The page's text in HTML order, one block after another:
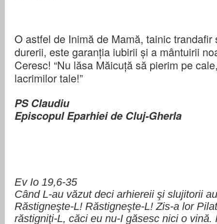
O astfel de Inimă de Mamă, tainic trandafir
durerii, este garanția iubirii și a mântuirii
Ceresc! “Nu lăsa Măicuță să pierim pe
lacrimilor tale!”
PS Claudiu
Episcopul Eparhiei de Cluj-Gherla
Ev Io 19,6-35
Când L-au văzut deci arhiereii şi slujitorii
Răstigneşte-L! Răstigneşte-L! Zis-a lor
răstigniţi-L, căci eu nu-I găsesc nici o vină.